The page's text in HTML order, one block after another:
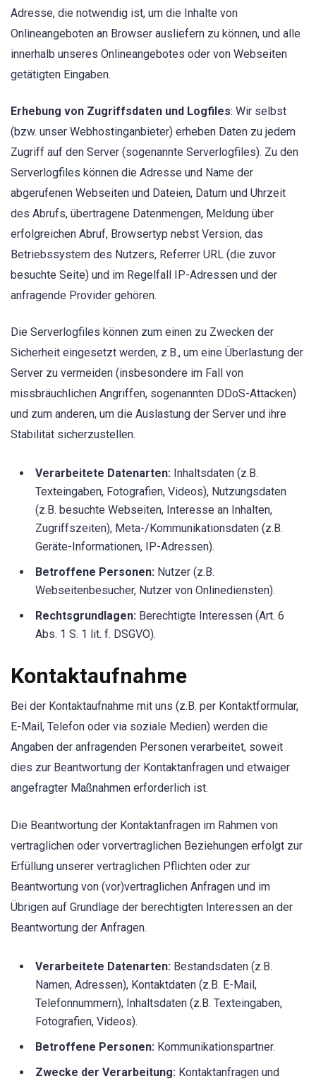
Adresse, die notwendig ist, um die Inhalte von
Onlineangeboten an Browser ausliefern zu können, und alle
innerhalb unseres Onlineangebotes oder von Webseiten
getätigten Eingaben.
Erhebung von Zugriffsdaten und Logfiles: Wir selbst
(bzw. unser Webhostinganbieter) erheben Daten zu jedem
Zugriff auf den Server (sogenannte Serverlogfiles). Zu den
Serverlogfiles können die Adresse und Name der
abgerufenen Webseiten und Dateien, Datum und Uhrzeit
des Abrufs, übertragene Datenmengen, Meldung über
erfolgreichen Abruf, Browsertyp nebst Version, das
Betriebssystem des Nutzers, Referrer URL (die zuvor
besuchte Seite) und im Regelfall IP-Adressen und der
anfragende Provider gehören.
Die Serverlogfiles können zum einen zu Zwecken der
Sicherheit eingesetzt werden, z.B., um eine Überlastung der
Server zu vermeiden (insbesondere im Fall von
missbräuchlichen Angriffen, sogenannten DDoS-Attacken)
und zum anderen, um die Auslastung der Server und ihre
Stabilität sicherzustellen.
Verarbeitete Datenarten: Inhaltsdaten (z.B.
Texteingaben, Fotografien, Videos), Nutzungsdaten
(z.B. besuchte Webseiten, Interesse an Inhalten,
Zugriffszeiten), Meta-/Kommunikationsdaten (z.B.
Geräte-Informationen, IP-Adressen).
Betroffene Personen: Nutzer (z.B.
Webseitenbesucher, Nutzer von Onlinediensten).
Rechtsgrundlagen: Berechtigte Interessen (Art. 6
Abs. 1 S. 1 lit. f. DSGVO).
Kontaktaufnahme
Bei der Kontaktaufnahme mit uns (z.B. per Kontaktformular,
E-Mail, Telefon oder via soziale Medien) werden die
Angaben der anfragenden Personen verarbeitet, soweit
dies zur Beantwortung der Kontaktanfragen und etwaiger
angefragter Maßnahmen erforderlich ist.
Die Beantwortung der Kontaktanfragen im Rahmen von
vertraglichen oder vorvertraglichen Beziehungen erfolgt zur
Erfüllung unserer vertraglichen Pflichten oder zur
Beantwortung von (vor)vertraglichen Anfragen und im
Übrigen auf Grundlage der berechtigten Interessen an der
Beantwortung der Anfragen.
Verarbeitete Datenarten: Bestandsdaten (z.B.
Namen, Adressen), Kontaktdaten (z.B. E-Mail,
Telefonnummern), Inhaltsdaten (z.B. Texteingaben,
Fotografien, Videos).
Betroffene Personen: Kommunikationspartner.
Zwecke der Verarbeitung: Kontaktanfragen und